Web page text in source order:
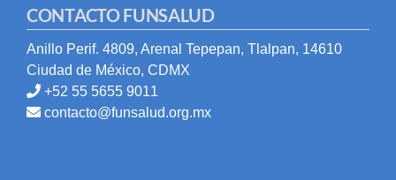
CONTACTO FUNSALUD
Anillo Perif. 4809, Arenal Tepepan, Tlalpan, 14610
Ciudad de México, CDMX
+52 55 5655 9011
contacto@funsalud.org.mx